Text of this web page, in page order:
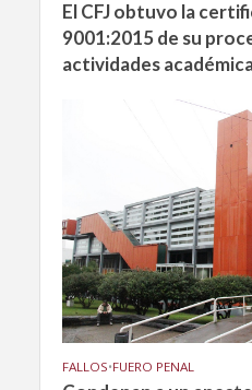
El CFJ obtuvo la
9001:2015 de su
actividades
FALLOS•FUERO PENAL